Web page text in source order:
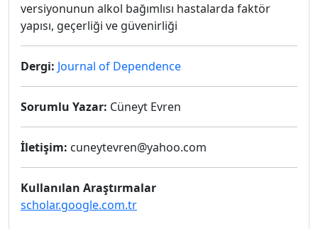
versiyonunun alkol bağımlısı hastalarda faktör
yapısı, geçerliği ve güvenirliği
Dergi: Journal of Dependence
Sorumlu Yazar: Cüneyt Evren
İletişim: cuneytevren@yahoo.com
Kullanılan Araştırmalar
scholar.google.com.tr